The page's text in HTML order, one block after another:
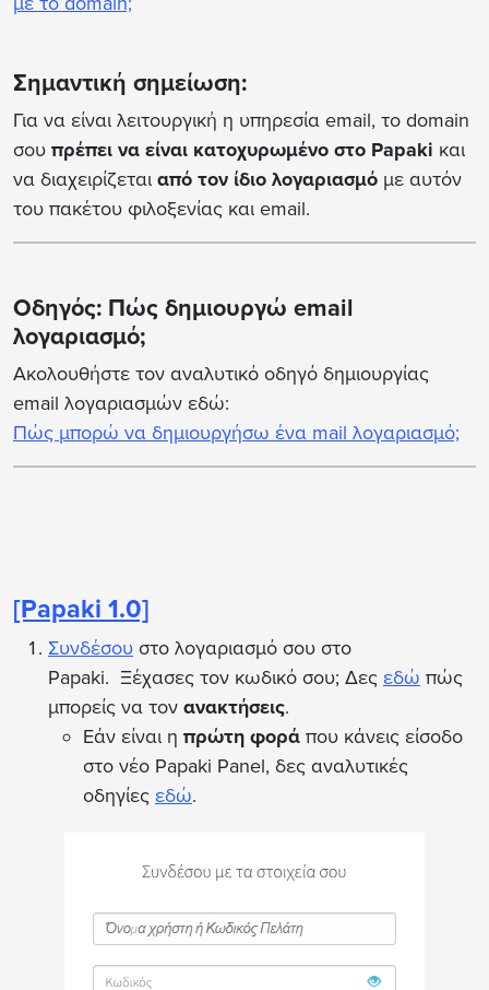
Σημαντική σημείωση:
Για να είναι λειτουργική η υπηρεσία email, το domain
σου πρέπει να είναι κατοχυρωμένο στο Papaki και
να διαχειρίζεται από τον ίδιο λογαριασμό με αυτόν
του πακέτου φιλοξενίας και email.
Οδηγός: Πώς δημιουργώ email
λογαριασμό;
Ακολουθήστε τον αναλυτικό οδηγό δημιουργίας
email λογαριασμών εδώ:
Πώς μπορώ να δημιουργήσω ένα mail λογαριασμό;
[Papaki 1.0]
Συνδέσου στο λογαριασμό σου στο
Papaki. Ξέχασες τον κωδικό σου; Δες εδώ πώς
μπορείς να τον ανακτήσεις.
Εάν είναι η πρώτη φορά που κάνεις είσοδο
στο νέο Papaki Panel, δες αναλυτικές
οδηγίες εδώ.